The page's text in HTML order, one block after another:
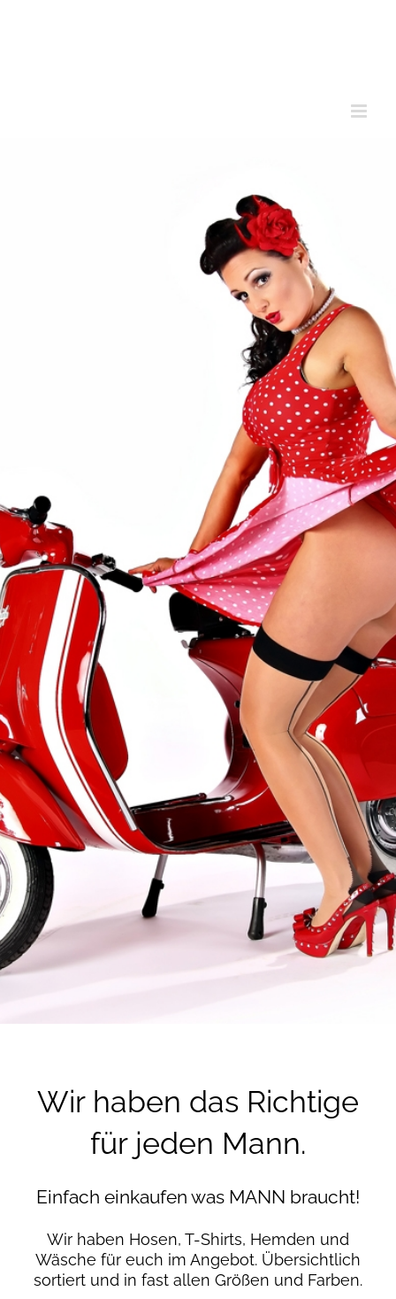
Wir haben das Richtige
für jeden Mann.
Einfach einkaufen was MANN braucht!
Wir haben Hosen, T-Shirts, Hemden und
Wäsche für euch im Angebot. Übersichtlich
sortiert und in fast allen Größen und Farben.